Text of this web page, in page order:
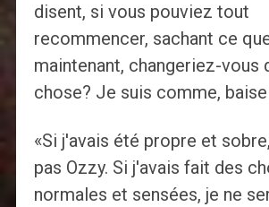
disent, si vous pouviez tout
recommencer, sachant ce
maintenant, changeriez-vous
chose? Je suis comme, baise
«Si j'avais été propre et
pas Ozzy. Si j'avais fait des
normales et sensées, je ne